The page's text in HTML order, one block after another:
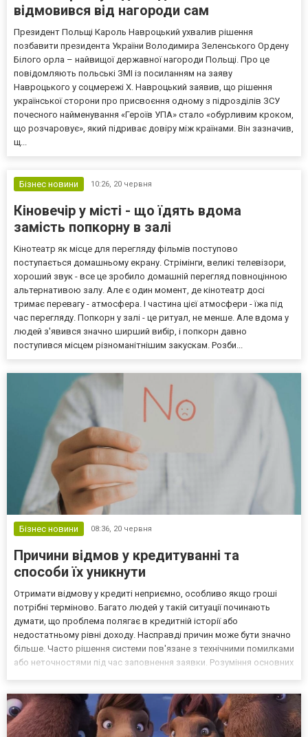
відмовився від нагороди сам
Президент Польщі Кароль Навроцький ухвалив рішення
позбавити президента України Володимира Зеленського Ордену
Білого орла – найвищої державної нагороди Польщі. Про це
повідомляють польські ЗМІ із посиланням на заяву
Навроцького у соцмережі X. Навроцький заявив, що рішення
української сторони про присвоєння одному з підрозділів ЗСУ
почесного найменування «Героїв УПА» стало «обурливим кроком,
що розчаровує», який підриває довіру між країнами. Він зазначив,
щ...
Бізнес новини 10:26, 20 червня
Кіновечір у місті - що їдять вдома
замість попкорну в залі
Кінотеатр як місце для перегляду фільмів поступово
поступається домашньому екрану. Стрімінги, великі телевізори,
хороший звук - все це зробило домашній перегляд повноцінною
альтернативою залу. Але є один момент, де кінотеатр досі
тримає перевагу - атмосфера. І частина цієї атмосфери - їжа під
час перегляду. Попкорн у залі - це ритуал, не менше. Але вдома у
людей з'явився значно ширший вибір, і попкорн давно
поступився місцем різноманітнішим закускам. Розби...
Бізнес новини 08:36, 20 червня
Причини відмов у кредитуванні та
способи їх уникнути
Отримати відмову у кредиті неприємно, особливо якщо гроші
потрібні терміново. Багато людей у такій ситуації починають
думати, що проблема полягає в кредитній історії або
недостатньому рівні доходу. Насправді причин може бути значно
більше. Часто рішення системи пов'язане з технічними помилками
або неточностями під час заповнення заявки. Розуміння основних